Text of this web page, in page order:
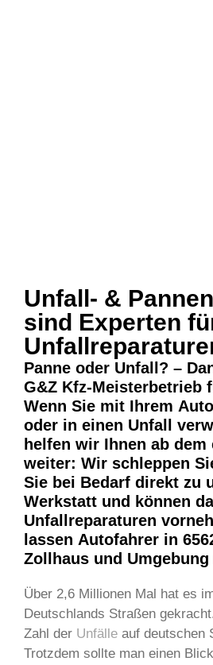
Unfall- &
sind Experten
Panne oder Unfall? –
G&Z Kfz-Meisterbetrieb
Wenn Sie mit Ihrem
oder in einen Unfall
helfen wir Ihnen ab
weiter: Wir schleppen
Sie bei Bedarf direkt zu
Werkstatt und können
Unfallreparaturen
lassen Autofahrer in
Zollhaus und
Über 2,6 Millionen Mal hat es
Deutschlands Straßen
Zahl der Unfälle auf deutschen
Trotzdem sollte man einen